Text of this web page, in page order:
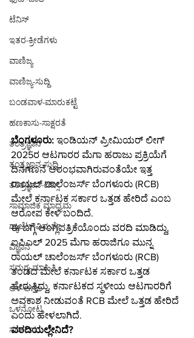
ಟೆನಿಸ್
ಇತರ-ಕ್ರೀಡೆಗಳು
ವಾಣಿಜ್ಯ
ವಾಣಿಜ್ಯ-ಸುದ್ದಿ
ಬಂಡವಾಳ-ಮಾರುಕಟ್ಟೆ
ಹಣಕಾಸು-ಸಾಕ್ಷರತೆ
ತಂತ್ರಜ್ಞಾನ
ತಂತ್ರಜ್ಞಾನ-ಸುದ್ದಿ
ತಂತ್ರಜ್ಞಾನ-ಟಿಪ್ಸ್
ಸಾಮಾಜಿಕ ಮಾಧ್ಯಮ
ಗ್ಯಾಜೆಟ್-ವಿಮರ್ಶೆ
ವಿಜ್ಞಾನ
ಸಮಗ್ರ-ಮಾಹಿತಿ
ಆಳ-ಅಗಲ
ಒಳನೋಟ
ಸಂಕಲನ
ಬೆಂಗಳೂರು: ಇಂಡಿಯನ್ ಪ್ರೀಮಿಯರ್ ಲೀಗ್
2025ರ ಆಟಗಾರರ ಮೆಗಾ ಹರಾಜು ಪ್ರಕ್ರಿಯೆಗೆ
ದಿನಗಣನೆ ಆರಂಭವಾಗಿರುವಂತೆಯೇ ಇತ್ತ
ರಾಯಲ್ ಚಾಲೆಂಜರ್ಸ್ ಬೆಂಗಳೂರು (RCB)
ಮೇಲೆ ಕರ್ನಾಟಕ ಸರ್ಕಾರ ಒತ್ತಡ ಹೇರಿದೆ ಎಂಬ
ಆರೋಪ ಕೇಳಿ ಬಂದಿದೆ.
ಈ ಬಗ್ಗೆ ಆಂಗ್ಲಪತ್ರಿಕೆಯೊಂದು ವರದಿ ಮಾಡಿದ್ದು,
ಐಪಿಎಲ್ 2025 ಮೆಗಾ ಹರಾಜಿಗೂ ಮುನ್ನ
ರಾಯಲ್ ಚಾಲೆಂಜರ್ಸ್ ಬೆಂಗಳೂರು (RCB)
ತಂಡದ ಮೇಲೆ ಕರ್ನಾಟಕ ಸರ್ಕಾರ ಒತ್ತಡ
ಹೇರುತ್ತಿದ್ದು, ಕರ್ನಾಟಕದ ಸ್ಥಳೀಯ ಆಟಗಾರರಿಗೆ
ಅವಕಾಶ ನೀಡುವಂತೆ RCB ಮೇಲೆ ಒತ್ತಡ ಹೇರಿದೆ
ಎಂದು ಹೇಳಲಾಗಿದೆ.
ವರದಿಯಲ್ಲೇನಿದೆ?